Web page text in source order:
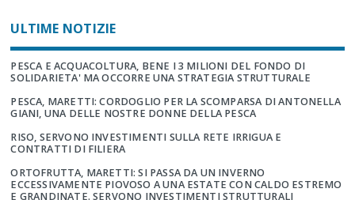
ULTIME NOTIZIE
PESCA E ACQUACOLTURA, BENE I 3 MILIONI DEL FONDO DI
SOLIDARIETA' MA OCCORRE UNA STRATEGIA STRUTTURALE
PESCA, MARETTI: CORDOGLIO PER LA SCOMPARSA DI ANTONELLA
GIANI, UNA DELLE NOSTRE DONNE DELLA PESCA
RISO, SERVONO INVESTIMENTI SULLA RETE IRRIGUA E
CONTRATTI DI FILIERA
ORTOFRUTTA, MARETTI: SI PASSA DA UN INVERNO
ECCESSIVAMENTE PIOVOSO A UNA ESTATE CON CALDO ESTREMO
E GRANDINATE. SERVONO INVESTIMENTI STRUTTURALI